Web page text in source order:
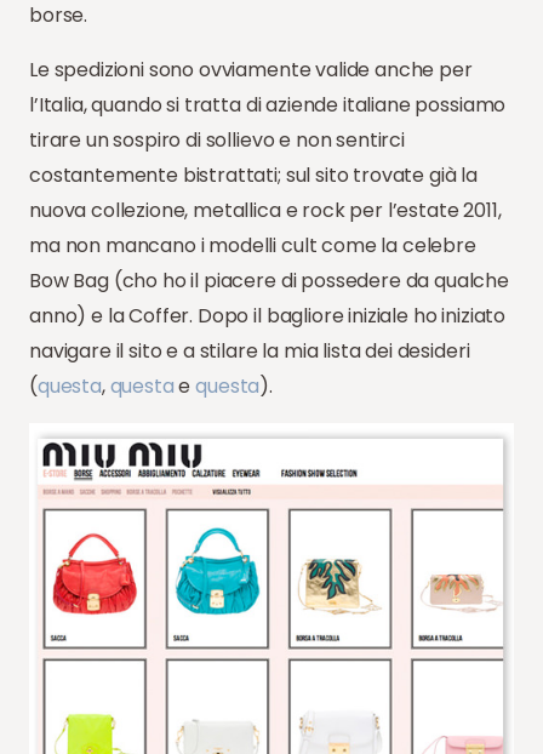
borse.
Le spedizioni sono ovviamente valide anche per
l’Italia, quando si tratta di aziende italiane possiamo
tirare un sospiro di sollievo e non sentirci
costantemente bistrattati; sul sito trovate già la
nuova collezione, metallica e rock per l’estate 2011,
ma non mancano i modelli cult come la celebre
Bow Bag (cho ho il piacere di possedere da qualche
anno) e la Coffer. Dopo il bagliore iniziale ho iniziato
navigare il sito e a stilare la mia lista dei desideri
(questa,questaequesta).